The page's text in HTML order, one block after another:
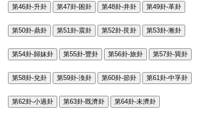
第46卦-升卦 第47卦-困卦 第48卦-井卦 第49卦-革卦
第50卦-鼎卦 第51卦-震卦 第52卦-艮卦 第53卦-漸卦
第54卦-歸妹卦 第55卦-豐卦 第56卦-旅卦 第57卦-巽卦
第58卦-兌卦 第59卦-渙卦 第60卦-節卦 第61卦-中孚卦
第62卦-小過卦 第63卦-既濟卦 第64卦-未濟卦